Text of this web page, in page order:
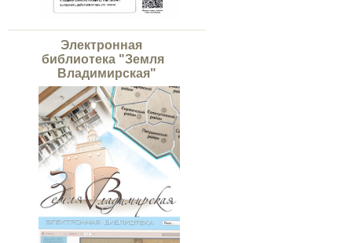
Электронная
библиотека "Земля
Владимирская"